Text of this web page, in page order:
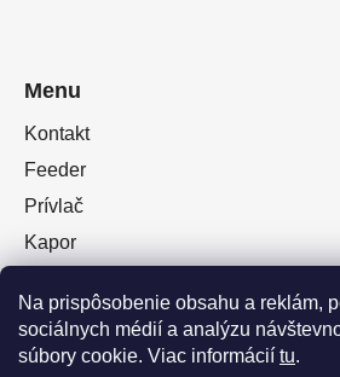
Na prispôsobenie obsahu a reklám,
sociálnych médií a analýzu
súbory cookie. Viac informácií tu.
Menu
Kontakt
Feeder
Prívlač
Kapor
Plávaná
Muškárina